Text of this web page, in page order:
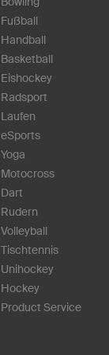
Fußball
Handball
Basketball
Eishockey
Radsport
Laufen
eSports
Yoga
Motocross
Dart
Rudern
Volleyball
Tischtennis
Unihockey
Hockey
Product Service